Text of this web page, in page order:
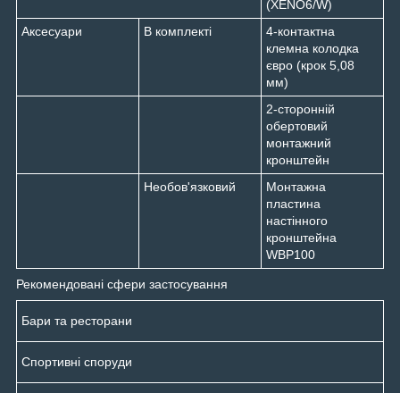
(XENO6/W)
Аксесуари
В комплекті
4-контактна
клемна колодка
євро (крок 5,08
мм)
2-сторонній
обертовий
монтажний
кронштейн
Необов'язковий
Монтажна
пластина
настінного
кронштейна
WBP100
Рекомендовані сфери застосування
Бари та ресторани
Спортивні споруди